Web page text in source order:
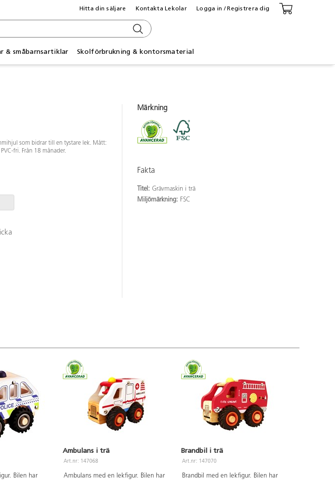
& småbarnsartiklar Skolförbrukning & kontorsmaterial
Hitta din säljare Kontakta Lekolar Logga in / Registrera dig
som bidrar till en tystare lek. Mått:
fri. Från 18 månader.
Märkning
Fakta
Titel: Grävmaskin i trä
Miljömärkning: FSC
Bilen har
Ambulans i trä
Art.nr: 147068
Ambulans med en lekfigur. Bilen har
Brandbil i trä
Art.nr: 147070
Brandbil med en lekfigur. Bilen har